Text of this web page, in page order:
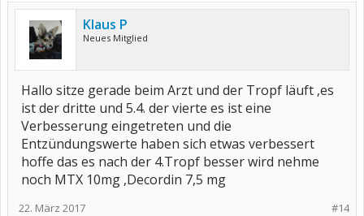
Klaus P
Neues Mitglied
Hallo sitze gerade beim Arzt und der Tropf läuft ,es
ist der dritte und 5.4. der vierte es ist eine
Verbesserung eingetreten und die
Entzündungswerte haben sich etwas verbessert
hoffe das es nach der 4.Tropf besser wird nehme
noch MTX 10mg ,Decordin 7,5 mg
#14
22. März 2017